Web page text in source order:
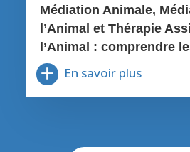
Médiation Animale,
l’Animal et Thérapie
l’Animal : comprendre
En savoir plus